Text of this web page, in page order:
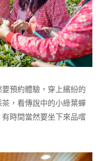
預約體驗，穿上繽紛的
，看傳說中的小綠葉蟬
時間當然要坐下來品嚐